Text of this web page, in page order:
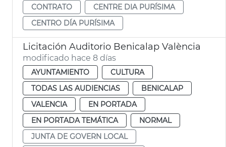
CONTRATO
CENTRE DIA PURÍSIMA
CENTRO DÍA PURÍSIMA
Licitación Auditorio Benicalap València
modificado hace 8 días
AYUNTAMIENTO
CULTURA
TODAS LAS AUDIENCIAS
BENICALAP
VALENCIA
EN PORTADA
EN PORTADA TEMÁTICA
NORMAL
JUNTA DE GOVERN LOCAL